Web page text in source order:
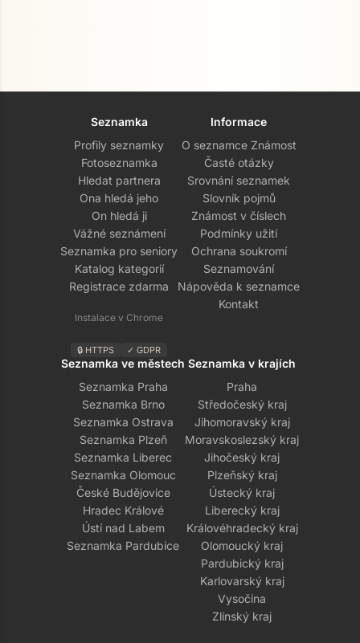
Seznamka
Profily seznamky
Fotoseznamka
Hledat partnera
Ona hledá jeho
On hledá ji
Vážné seznámení
Seznamka pro seniory
Katalog kategorií
Registrace zdarma
Instalace v Chrome
🔒 HTTPS ✓ GDPR
Informace
O seznamce Známost
Časté otázky
Srovnání seznamek
Slovník pojmů
Známost v číslech
Podmínky užití
Ochrana soukromí
Seznamování
Nápověda k seznamce
Kontakt
Seznamka ve městech
Seznamka Praha
Seznamka Brno
Seznamka Ostrava
Seznamka Plzeň
Seznamka Liberec
Seznamka Olomouc
České Budějovice
Hradec Králové
Ústí nad Labem
Seznamka Pardubice
Seznamka v krajích
Praha
Středočeský kraj
Jihomoravský kraj
Moravskoslezský kraj
Jihočeský kraj
Plzeňský kraj
Ústecký kraj
Liberecký kraj
Královéhradecký kraj
Olomoucký kraj
Pardubický kraj
Karlovarský kraj
Vysočina
Zlínský kraj